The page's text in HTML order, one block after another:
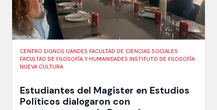
CENTRO SIGNOS UANDES FACULTAD DE CIENCIAS SOCIALES
FACULTAD DE FILOSOFÍA Y HUMANIDADES INSTITUTO DE FILOSOFÍA
NUEVA CULTURA
Estudiantes del Magíster en Estudios
Políticos dialogaron con